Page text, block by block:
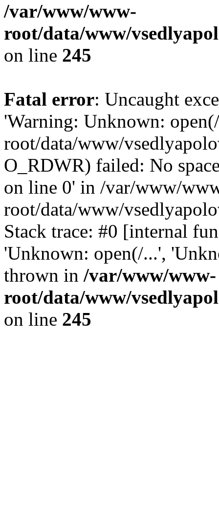
/var/www/www-
root/data/www/
on line 245
Fatal error: Uncaught
'Warning: Unknown:
root/data/www/
O_RDWR) failed: No
on line 0' in /var/www/
root/data/www/
Stack trace: #0 [internal
'Unknown: open(/...',
thrown in /var/www/www-
root/data/www/
on line 245